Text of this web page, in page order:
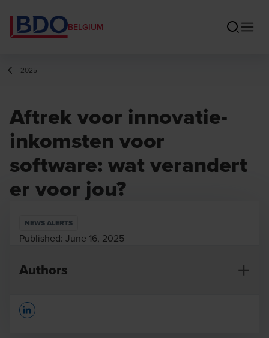
BELGIUM
2025
Aftrek voor innovatie-
inkomsten voor
software: wat verandert
er voor jou?
NEWS ALERTS
Published: June 16, 2025
Authors